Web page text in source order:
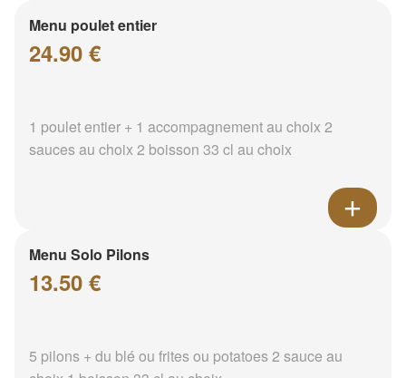
Menu poulet entier
24.90 €
1 poulet entier + 1 accompagnement au choix 2
sauces au choix 2 boisson 33 cl au choix
Menu Solo Pilons
13.50 €
5 pilons + du blé ou frites ou potatoes 2 sauce au